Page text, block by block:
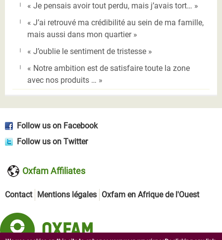
« Je pensais avoir tout perdu, mais j’avais tort… »
« J’ai retrouvé ma crédibilité au sein de ma famille,
mais aussi dans mon quartier »
« J’oublie le sentiment de tristesse »
« Notre ambition est de satisfaire toute la zone
avec nos produits … »
Follow us on Facebook
Follow us on Twitter
Oxfam Affiliates
Contact Mentions légales Oxfam en Afrique de l'Ouest